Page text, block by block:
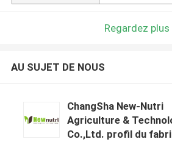
Regardez plus
AU SUJET DE NOUS
ChangSha New-Nutri
Agriculture &
Co.,Ltd. profil du